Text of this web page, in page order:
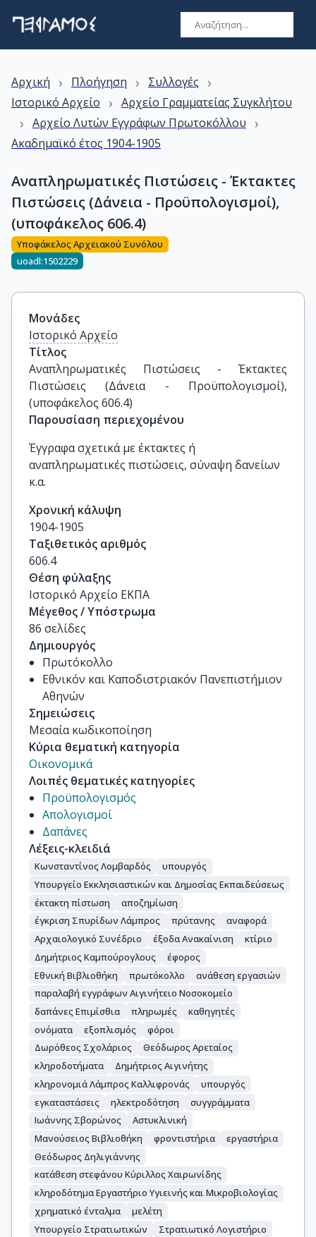
Αρχική › Πλοήγηση › Συλλογές ›
Ιστορικό Αρχείο › Αρχείο Γραμματείας Συγκλήτου
› Αρχείο Λυτών Εγγράφων Πρωτοκόλλου ›
Ακαδημαϊκό έτος 1904-1905
Αναπληρωματικές Πιστώσεις - Έκτακτες
Πιστώσεις (Δάνεια - Προϋπολογισμοί),
(υποφάκελος 606.4)
Υποφάκελος Αρχειακού Συνόλου
uoadl:1502229
Μονάδες
Ιστορικό Αρχείο
Τίτλος
Αναπληρωματικές Πιστώσεις - Έκτακτες
Πιστώσεις (Δάνεια - Προϋπολογισμοί),
(υποφάκελος 606.4)
Παρουσίαση περιεχομένου
Έγγραφα σχετικά με έκτακτες ή
αναπληρωματικές πιστώσεις, σύναψη δανείων
κ.α.
Χρονική κάλυψη
1904-1905
Ταξιθετικός αριθμός
606.4
Θέση φύλαξης
Ιστορικό Αρχείο ΕΚΠΑ
Μέγεθος / Υπόστρωμα
86 σελίδες
Δημιουργός
Πρωτόκολλο
Εθνικόν και Καποδιστριακόν Πανεπιστήμιον
Αθηνών
Σημειώσεις
Μεσαία κωδικοποίηση
Κύρια θεματική κατηγορία
Οικονομικά
Λοιπές θεματικές κατηγορίες
Προϋπολογισμός
Απολογισμοί
Δαπάνες
Λέξεις-κλειδιά
Κωνσταντίνος Λομβαρδός
υπουργός
Υπουργείο Εκκλησιαστικών και Δημοσίας Εκπαιδεύσεως
έκτακτη πίστωση
αποζημίωση
έγκριση Σπυρίδων Λάμπρος
πρύτανης
αναφορά
Αρχαιολογικό Συνέδριο
έξοδα Ανακαίνιση
κτίριο
Δημήτριος Καμπούρογλους
έφορος
Εθνική Βιβλιοθήκη
πρωτόκολλο
ανάθεση εργασιών
παραλαβή εγγράφων Αιγινήτειο Νοσοκομείο
δαπάνες Επιμίσθια
πληρωμές
καθηγητές
ονόματα
εξοπλισμός
φόροι
Δωρόθεος Σχολάριος
Θεόδωρος Αρεταίος
κληροδοτήματα
Δημήτριος Αιγινήτης
κληρονομιά Λάμπρος Καλλιφρονάς
υπουργός
εγκαταστάσεις
ηλεκτροδότηση
συγγράμματα
Ιωάννης Σβορώνος
Αστυκλινική
Μανούσειος Βιβλιοθήκη
φροντιστήρια
εργαστήρια
Θεόδωρος Δηλιγιάννης
κατάθεση στεφάνου Κύριλλος Χαιρωνίδης
κληροδότημα Εργαστήριο Υγιεινής και Μικροβιολογίας
χρηματικό ένταλμα
μελέτη
Υπουργείο Στρατιωτικών
Στρατιωτικό Λογιστήριο